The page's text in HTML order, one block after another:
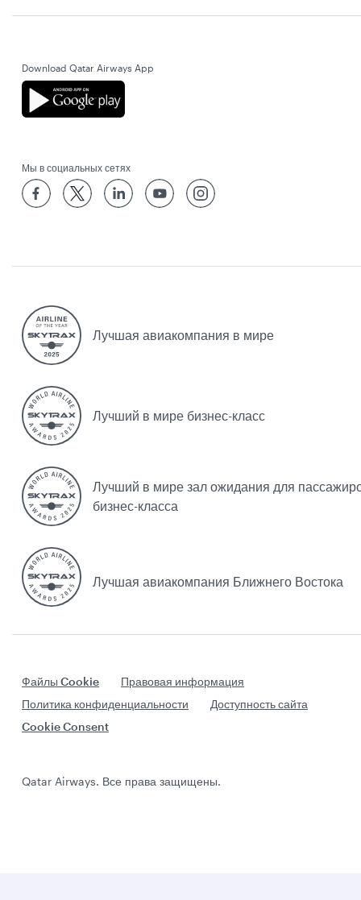
Download Qatar Airways App
Мы в социальных сетях
Лучшая авиакомпания в мире
Лучший в мире бизнес-класс
Лучший в мире зал ожидания для
бизнес-класса
Лучшая авиакомпания Ближнего Востока
Файлы Cookie
Правовая информация
Политика конфиденциальности
Доступность сайта
Cookie Consent
Qatar Airways. Все права защищены.